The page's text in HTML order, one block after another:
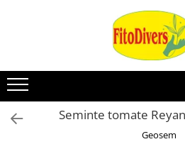
Seminte tomate
Geosem